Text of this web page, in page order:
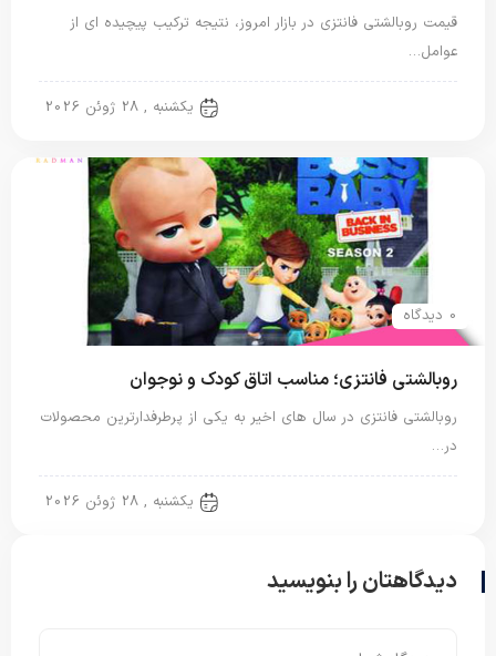
قیمت روبالشتی فانتزی در بازار امروز، نتیجه ترکیب پیچیده ای از
عوامل…
یکشنبه , 28 ژوئن 2026
0 دیدگاه
روبالشتی فانتزی؛ مناسب اتاق کودک و نوجوان
روبالشتی فانتزی در سال های اخیر به یکی از پرطرفدارترین محصولات
در…
یکشنبه , 28 ژوئن 2026
دیدگاهتان را بنویسید